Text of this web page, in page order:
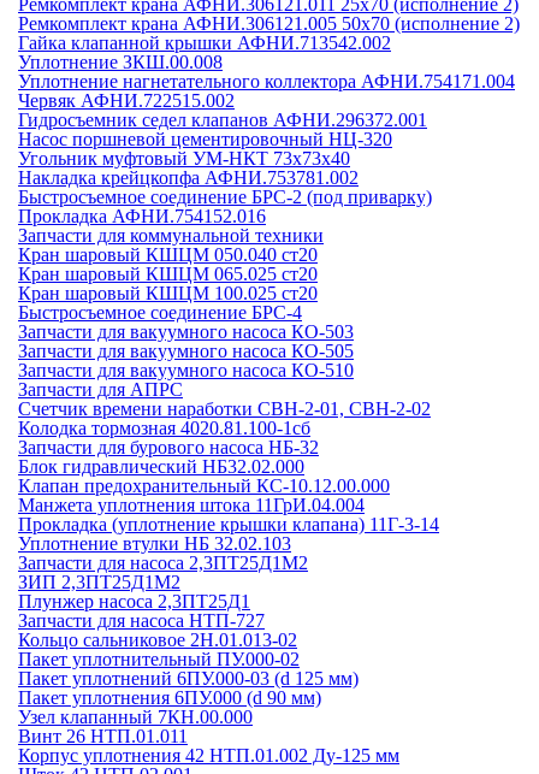
Ремкомплект крана АФНИ.306121.011 25х70 (исполнение 2)
Ремкомплект крана АФНИ.306121.005 50х70 (исполнение 2)
Гайка клапанной крышки АФНИ.713542.002
Уплотнение ЗКШ.00.008
Уплотнение нагнетательного коллектора АФНИ.754171.004
Червяк АФНИ.722515.002
Гидросъемник седел клапанов АФНИ.296372.001
Насос поршневой цементировочный НЦ-320
Угольник муфтовый УМ-НКТ 73х73х40
Накладка крейцкопфа АФНИ.753781.002
Быстросъемное соединение БРС-2 (под приварку)
Прокладка АФНИ.754152.016
Запчасти для коммунальной техники
Кран шаровый КШЦМ 050.040 ст20
Кран шаровый КШЦМ 065.025 ст20
Кран шаровый КШЦМ 100.025 ст20
Быстросъемное соединение БРС-4
Запчасти для вакуумного насоса КО-503
Запчасти для вакуумного насоса КО-505
Запчасти для вакуумного насоса КО-510
Запчасти для АПРС
Счетчик времени наработки СВН-2-01, СВН-2-02
Колодка тормозная 4020.81.100-1сб
Запчасти для бурового насоса НБ-32
Блок гидравлический НБ32.02.000
Клапан предохранительный КС-10.12.00.000
Манжета уплотнения штока 11ГрИ.04.004
Прокладка (уплотнение крышки клапана) 11Г-3-14
Уплотнение втулки НБ 32.02.103
Запчасти для насоса 2,3ПТ25Д1М2
ЗИП 2,3ПТ25Д1М2
Плунжер насоса 2,3ПТ25Д1
Запчасти для насоса НТП-727
Кольцо сальниковое 2Н.01.013-02
Пакет уплотнительный ПУ.000-02
Пакет уплотнений 6ПУ.000-03 (d 125 мм)
Пакет уплотнения 6ПУ.000 (d 90 мм)
Узел клапанный 7КН.00.000
Винт 26 НТП.01.011
Корпус уплотнения 42 НТП.01.002 Ду-125 мм